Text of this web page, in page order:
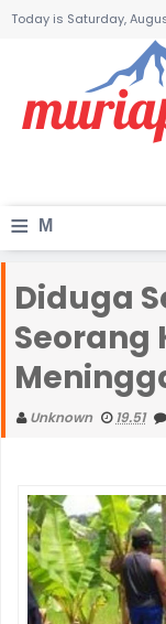
Today is Saturday,
≡ M
n
u
Diduga
Seorang
Unknown 19.51